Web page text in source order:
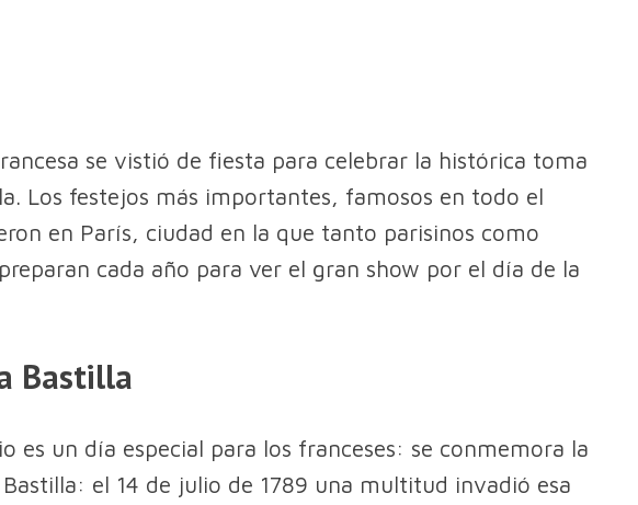
se vistió de fiesta para celebrar la histórica toma
Los festejos más importantes, famosos en todo el
en París, ciudad en la que tanto parisinos como
cada año para ver el gran show por el día de la
Bastilla
es un día especial para los franceses: se conmemora la
el 14 de julio de 1789 una multitud invadió esa